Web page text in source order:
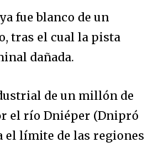
fue blanco de un
tras el cual la pista
dañada.
de un millón de
el río Dniéper (Dnipró
el límite de las regiones